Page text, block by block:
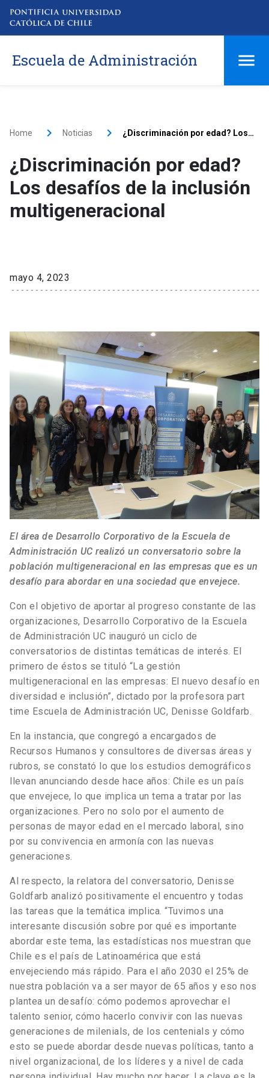
Escuela de Administración
Home Noticias ¿Discriminación por edad? Los desafíos de la inclusión multigeneracional
¿Discriminación por edad?
Los desafíos de la inclusión
multigeneracional
mayo 4, 2023
El área de Desarrollo Corporativo de la Escuela de
Administración UC realizó un conversatorio sobre la
población multigeneracional en las empresas que es un
desafío para abordar en una sociedad que envejece.
Con el objetivo de aportar al progreso constante de las
organizaciones, Desarrollo Corporativo de la Escuela
de Administración UC inauguró un ciclo de
conversatorios de distintas temáticas de interés. El
primero de éstos se tituló “La gestión
multigeneracional en las empresas: El nuevo desafío en
diversidad e inclusión”, dictado por la profesora part
time Escuela de Administración UC, Denisse Goldfarb.
En la instancia, que congregó a encargados de
Recursos Humanos y consultores de diversas áreas y
rubros, se constató lo que los estudios demográficos
llevan anunciando desde hace años: Chile es un país
que envejece, lo que implica un tema a tratar por las
organizaciones. Pero no solo por el aumento de
personas de mayor edad en el mercado laboral, sino
por su convivencia en armonía con las nuevas
generaciones.
Al respecto, la relatora del conversatorio, Denisse
Goldfarb analizó positivamente el encuentro y todas
las tareas que la temática implica. “Tuvimos una
interesante discusión sobre por qué es importante
abordar este tema, las estadísticas nos muestran que
Chile es el país de Latinoamérica que está
envejeciendo más rápido. Para el año 2030 el 25% de
nuestra población va a ser mayor de 65 años y eso nos
plantea un desafío: cómo podemos aprovechar el
talento senior, cómo hacerlo convivir con las nuevas
generaciones de milenials, de los centenials y cómo
esto se puede abordar desde nuevas políticas, tanto a
nivel organizacional, de los líderes y a nivel de cada